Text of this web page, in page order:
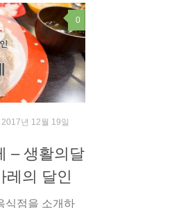
0
2017년 12월 19일
– 생활의달
레의 달인
식점을 소개하